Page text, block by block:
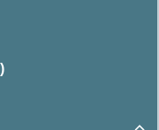
